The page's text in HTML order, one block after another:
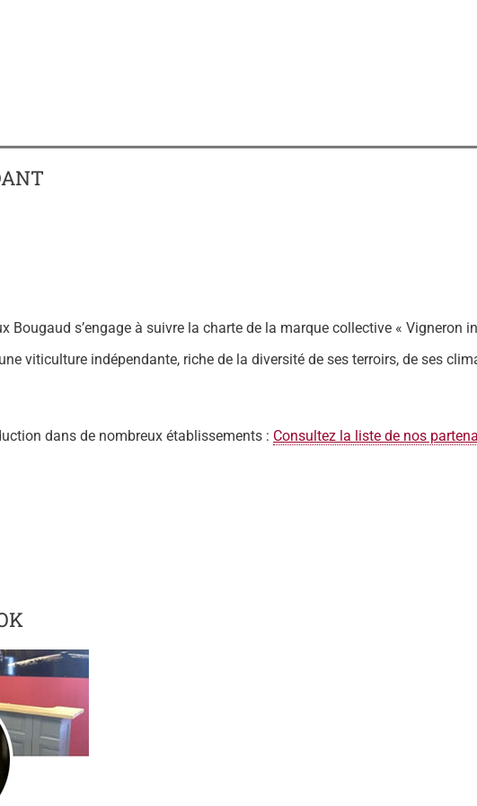
Bougaud s’engage à suivre la charte de la marque collective « Vigneron
viticulture indépendante, riche de la diversité de ses terroirs, de ses
dans de nombreux établissements : Consultez la liste de nos